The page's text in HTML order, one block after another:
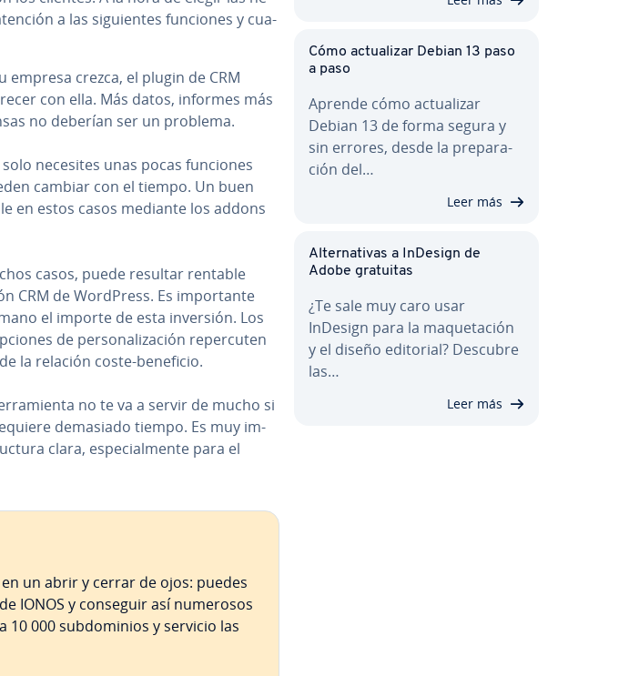
a las si­guie­n­tes funciones y cua­
empresa crezca, el plugin de CRM
con ella. Más datos, informes más
no deberían ser un problema.
necesites unas pocas funciones
cambiar con el tiempo. Un buen
en estos casos mediante los addons
casos, puede resultar rentable
CRM de WordPress. Es im­po­r­ta­n­te
el importe de esta inversión. Los
de pe­r­so­na­li­za­ción re­pe­r­cu­ten
la relación coste-beneficio.
no te va a servir de mucho si
demasiado tiempo. Es muy im­
clara, es­pe­cia­l­me­n­te para el
un abrir y cerrar de ojos: puedes
IONOS y conseguir así numerosos
10 000 su­b­do­mi­nios y servicio las
Cómo ac­tua­li­zar Debian 13 paso
a paso
Aprende cómo ac­tua­li­zar
Debian 13 de forma segura y
sin errores, desde la pre­pa­ra­
ción del…
Leer más
Al­te­r­na­ti­vas a InDesign de
Adobe gratuitas
¿Te sale muy caro usar
InDesign para la ma­que­ta­ción
y el diseño editorial? Descubre
las…
Leer más